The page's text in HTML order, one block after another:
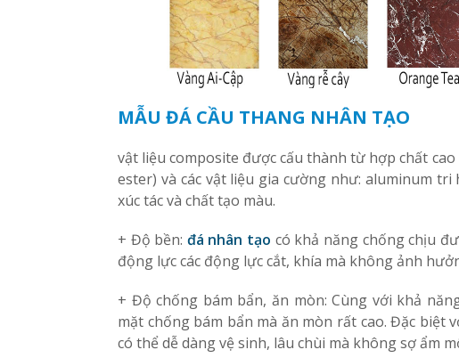
MẪU ĐÁ CẦU THANG NHÂN TẠO
vật liệu composite được cấu thành từ hợp chất
ester) và các vật liệu gia cường như: aluminum
xúc tác và chất tạo màu.
+ Độ bền: đá nhân tạo có khả năng chống chịu
động lực các động lực cắt, khía mà không ảnh
+ Độ chống bám bẩn, ăn mòn: Cùng với khả
mặt chống bám bẩn mà ăn mòn rất cao. Đặc biệt
có thể dễ dàng vệ sinh, lâu chùi mà không sợ ẩm